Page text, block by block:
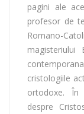
pagini ale
profesor de
Romano-
magisteriului
cristologiile
ortodoxe. În
despre